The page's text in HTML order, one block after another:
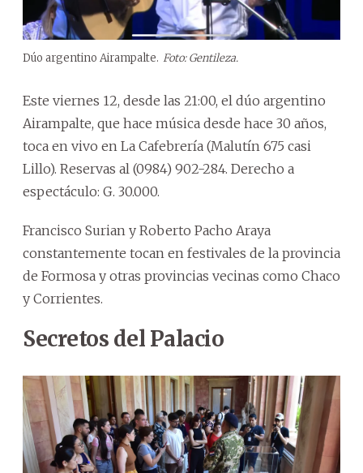
Dúo argentino Airampalte. Foto: Gentileza.
Este viernes 12, desde las 21:00, el dúo argentino
Airampalte, que hace música desde hace 30 años,
toca en vivo en La Cafebrería (Malutín 675 casi
Lillo). Reservas al (0984) 902-284. Derecho a
espectáculo: G. 30.000.
Francisco Surian y Roberto Pacho Araya
constantemente tocan en festivales de la provincia
de Formosa y otras provincias vecinas como Chaco
y Corrientes.
Secretos del Palacio